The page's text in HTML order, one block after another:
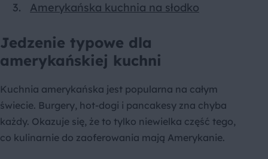
Amerykańska kuchnia na słodko
Jedzenie typowe dla
amerykańskiej kuchni
Kuchnia amerykańska jest popularna na całym
świecie. Burgery, hot-dogi i pancakesy zna chyba
każdy. Okazuje się, że to tylko niewielka część tego,
co kulinarnie do zaoferowania mają Amerykanie.